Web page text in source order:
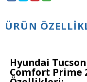
ÜRÜN
Hyundai
Comfort Prime